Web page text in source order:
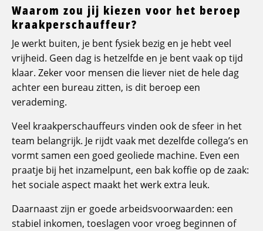
Waarom zou jij kiezen voor het beroep
kraakperschauffeur?
Je werkt buiten, je bent fysiek bezig en je hebt veel
vrijheid. Geen dag is hetzelfde en je bent vaak op tijd
klaar. Zeker voor mensen die liever niet de hele dag
achter een bureau zitten, is dit beroep een
verademing.
Veel kraakperschauffeurs vinden ook de sfeer in het
team belangrijk. Je rijdt vaak met dezelfde collega’s en
vormt samen een goed geoliede machine. Even een
praatje bij het inzamelpunt, een bak koffie op de zaak:
het sociale aspect maakt het werk extra leuk.
Daarnaast zijn er goede arbeidsvoorwaarden: een
stabiel inkomen, toeslagen voor vroeg beginnen of